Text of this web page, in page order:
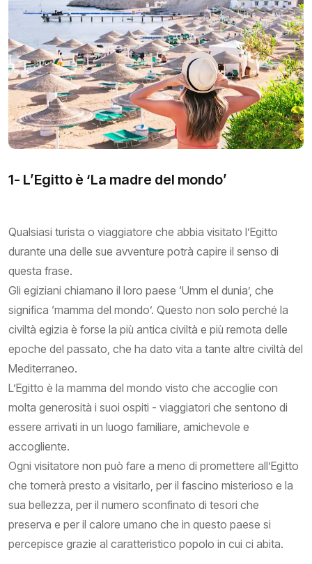
1- L’Egitto è ‘La madre del mondo’
Qualsiasi turista o viaggiatore che abbia visitato l’Egitto
durante una delle sue avventure potrà capire il senso di
questa frase.
Gli egiziani chiamano il loro paese ‘Umm el dunia’, che
significa ‘mamma del mondo’. Questo non solo perché la
civiltà egizia è forse la più antica civiltà e più remota delle
epoche del passato, che ha dato vita a tante altre civiltà del
Mediterraneo.
L’Egitto è la mamma del mondo visto che accoglie con
molta generosità i suoi ospiti - viaggiatori che sentono di
essere arrivati in un luogo familiare, amichevole e
accogliente.
Ogni visitatore non può fare a meno di promettere all’Egitto
che tornerà presto a visitarlo, per il fascino misterioso e la
sua bellezza, per il numero sconfinato di tesori che
preserva e per il calore umano che in questo paese si
percepisce grazie al caratteristico popolo in cui ci abita.